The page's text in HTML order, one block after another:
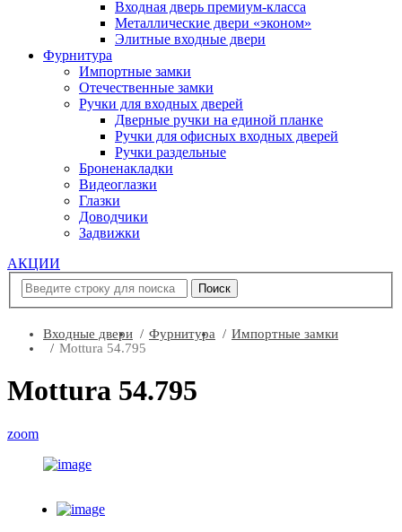
Входная дверь премиум-класса
Металлические двери «эконом»
Элитные входные двери
Фурнитура
Импортные замки
Отечественные замки
Ручки для входных дверей
Дверные ручки на единой планке
Ручки для офисных входных дверей
Ручки раздельные
Броненакладки
Видеоглазки
Глазки
Доводчики
Задвижки
АКЦИИ
Входные двери Фурнитура
Импортные замки
Mottura 54.795
Mottura 54.795
zoom